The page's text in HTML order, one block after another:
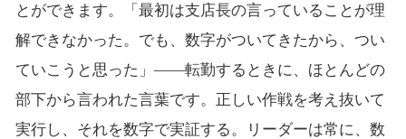
とができます。「最初は支店長の言っていることが理
解できなかった。でも、数字がついてきたから、つい
ていこうと思った」――転勤するときに、ほとんどの
部下から言われた言葉です。正しい作戦を考え抜いて
実行し、それを数字で実証する。リーダーは常に、数